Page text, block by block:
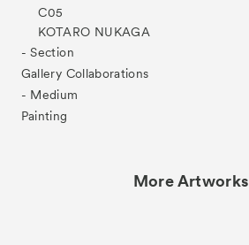
C05
KOTARO NUKAGA
- Section
Gallery Collaborations
- Medium
Painting
More Artworks